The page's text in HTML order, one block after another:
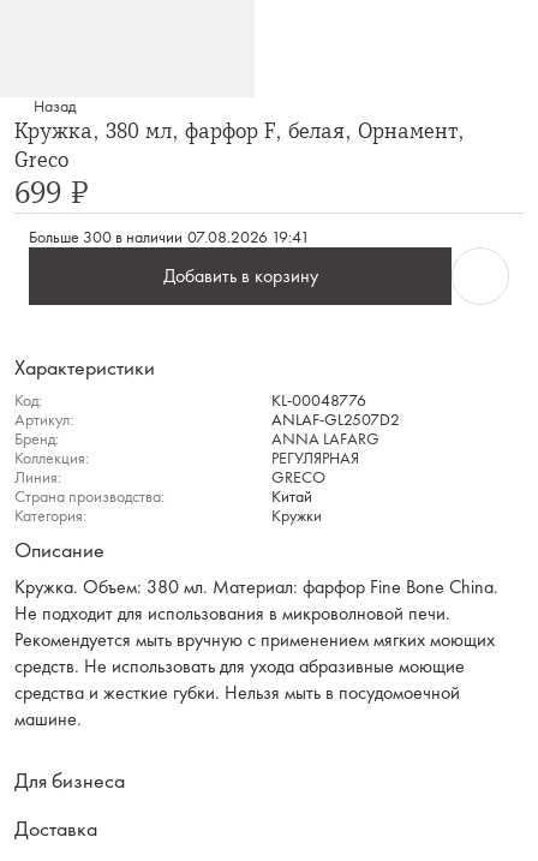
Назад
Кружка, 380 мл, фарфор F, белая, Орнамент,
Greco
699 ₽
Больше 300 в наличии 07.08.2026 19:41
Добавить в корзину
Характеристики
Код:
KL-00048776
Артикул:
ANLAF-GL2507D2
Бренд:
ANNA LAFARG
Коллекция:
РЕГУЛЯРНАЯ
Линия:
GRECO
Страна производства:
Китай
Категория:
Кружки
Описание
Кружка. Объем: 380 мл. Материал: фарфор Fine Bone China.
Не подходит для использования в микроволновой печи.
Рекомендуется мыть вручную с применением мягких моющих
средств. Не использовать для ухода абразивные моющие
средства и жесткие губки. Нельзя мыть в посудомоечной
машине.
Для бизнеса
Доставка